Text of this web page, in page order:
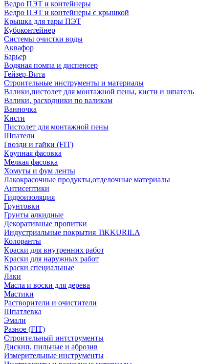
Ведро ПЭТ и контейнеры
Ведро ПЭТ и контейнеры с крышкой
Крышка для тары ПЭТ
Кубоконтейнер
Системы очистки воды
Аквафор
Барьер
Водяная помпа и диспенсер
Гейзер-Вита
Строительные инструменты и материалы
Валики,пистолет для монтажной пены, кисти и шпатель
Валики, расходники по валикам
Ванночка
Кисти
Пистолет для монтажной пены
Шпатели
Гвозди и гайки (FIT)
Крупная фасовка
Мелкая фасовка
Хомуты и фум ленты
Лакокрасочные продукты,отделочные материалы
Антисептики
Гидроизоляция
Грунтовки
Грунты алкидные
Декоративные пропитки
Индустриальные покрытия TiKKURILA
Колоранты
Краски для внутренних работ
Краски для наружных работ
Краски специальные
Лаки
Масла и воски для дерева
Мастики
Растворители и очистители
Шпатлевка
Эмали
Разное (FIT)
Строительный интструменты
Дискип, пильные и аброзив
Измерительные инструменты